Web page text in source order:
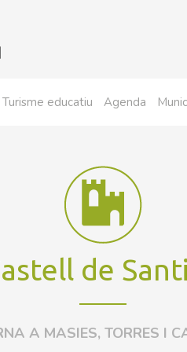
Turisme educatiu Agenda
de
A MASIES, TORRES I